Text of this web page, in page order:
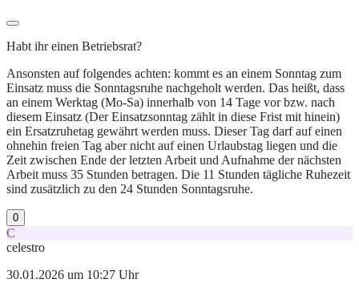
Habt ihr einen Betriebsrat?
Ansonsten auf folgendes achten: kommt es an einem Sonntag zum
Einsatz muss die Sonntagsruhe nachgeholt werden. Das heißt, dass
an einem Werktag (Mo-Sa) innerhalb von 14 Tage vor bzw. nach
diesem Einsatz (Der Einsatzsonntag zählt in diese Frist mit hinein)
ein Ersatzruhetag gewährt werden muss. Dieser Tag darf auf einen
ohnehin freien Tag aber nicht auf einen Urlaubstag liegen und die
Zeit zwischen Ende der letzten Arbeit und Aufnahme der nächsten
Arbeit muss 35 Stunden betragen. Die 11 Stunden tägliche Ruhezeit
sind zusätzlich zu den 24 Stunden Sonntagsruhe.
0
C
celestro
30.01.2026 um 10:27 Uhr